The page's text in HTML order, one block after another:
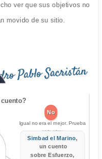
ver que sus objetivos no
movido de su sitio.
Pablo Sacristán
No
Igual no era el mejor. Prueba
este otro:
Simbad el Marino,
un cuento
sobre Esfuerzo,